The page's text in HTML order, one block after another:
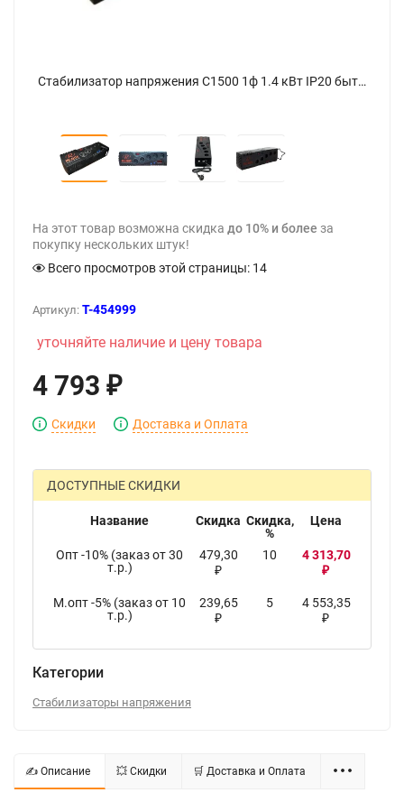
Стабилизатор напряжения С1500 1ф 1.4 кВт IP20 бытовой Ресанта 63/6/33 - фото
На этот товар возможна скидка до 10% и более за
покупку нескольких штук!
Всего просмотров этой страницы: 14
Артикул: T-454999
уточняйте наличие и цену товара
4 793 ₽
Скидки Доставка и Оплата
ДОСТУПНЫЕ СКИДКИ
Название Скидка Скидка,
%
Цена
Опт -10% (заказ от 30
т.р.)
479,30
₽
10 4 313,70
₽
М.опт -5% (заказ от 10
т.р.)
239,65
₽
5 4 553,35
₽
Категории
Стабилизаторы напряжения
✍ Описание 💥 Скидки 🛒 Доставка и Оплата